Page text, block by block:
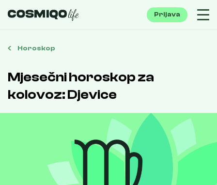
Prijava
Horoskop
Mjesečni horoskop za
kolovoz: Djevice